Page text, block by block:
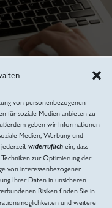
von personenbezogenen
für soziale Medien anbieten zu
geben wir Informationen
Medien, Werbung und
jederzeit widerruflich ein, dass
zur Optimierung der
von interessenbezogener
Ihrer Daten in unsicheren
Risiken finden Sie in
und weitere